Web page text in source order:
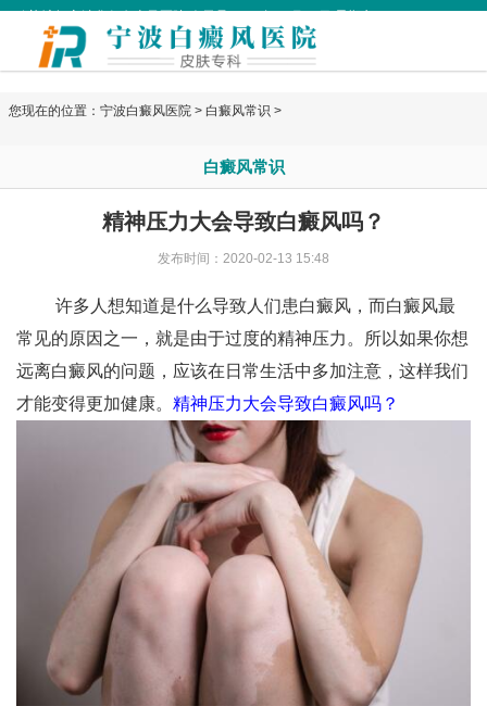
您现在的位置： 宁波白癜风医院 > 白癜风常识 >
白癜风常识
精神压力大会导致白癜风吗？
发布时间：2020-02-13 15:48
许多人想知道是什么导致人们患白癜风，而白癜风最
常见的原因之一，就是由于过度的精神压力。所以如果你想
远离白癜风的问题，应该在日常生活中多加注意，这样我们
才能变得更加健康。 精神压力大会导致白癜风吗？